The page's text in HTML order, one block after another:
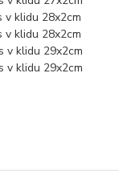
v klidu 28x2cm
v klidu 28x2cm
v klidu 29x2cm
v klidu 29x2cm